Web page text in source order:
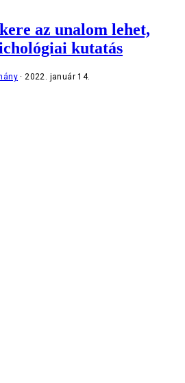
az unalom lehet,
kutatás
2022. január 14.